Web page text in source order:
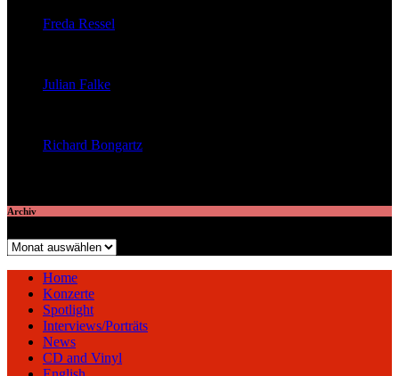
Freda Ressel
Julian Falke
Richard Bongartz
Archiv
Archiv
Home
Konzerte
Spotlight
Interviews/Porträts
News
CD and Vinyl